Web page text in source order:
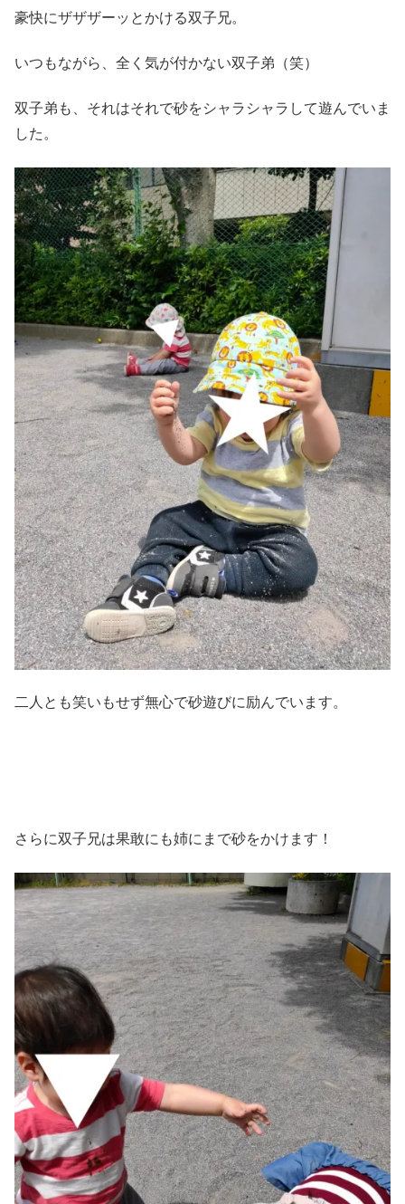
豪快にザザザーッとかける双子兄。
いつもながら、全く気が付かない双子弟（笑）
双子弟も、それはそれで砂をシャラシャラして遊んでいま
した。
二人とも笑いもせず無心で砂遊びに励んでいます。
さらに双子兄は果敢にも姉にまで砂をかけます！